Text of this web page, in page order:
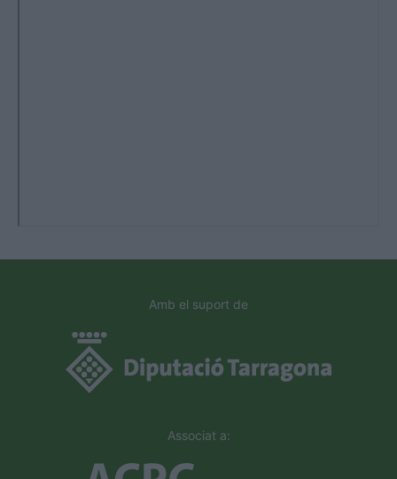
Amb el suport de
Associat a: